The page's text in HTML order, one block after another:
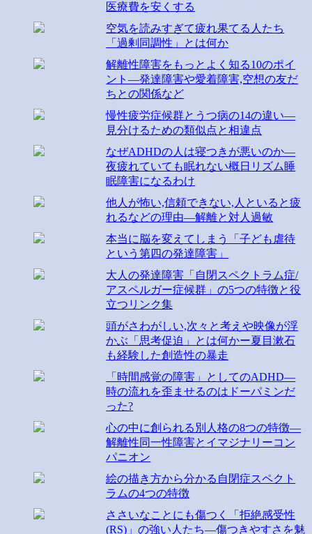
医療費を安くする
空気を読みすぎて疲れ果てる人たち
「過剰同調性」とは何か
解離性障害をもっとよく知る10のポイ
ント―発達障害や愛着障害,空想の友だ
ちとの関係など
慢性疲労症候群とうつ病の14の違い―
見分けるための類似点と相違点
なぜADHDの人は寝つきが悪いのか―
夜疲れていても眠れない概日リズム睡
眠障害になるわけ
他人が怖い,信頼できない,人といると疲
れるなどの理由―解離と対人過敏
本当に脳を変えてしまう「子ども虐待
という第四の発達障害」
大人の発達障害「自閉スペクトラム症/
アスペルガー症候群」の5つの特徴と役
立つリンク集
頭がさわがしい,次々と考えや映像が浮
かぶ「思考促迫」とは何かー夏目漱石
も経験した創造性の暴走
「時間感覚の障害」としてのADHD―
時の流れを歪ませるのはドーパミンだ
った?
心の中に創られる別人格の8つの特徴―
解離性同一性障害とイマジナリーコン
パニオン
絵の描き方から分かる自閉症スペクト
ラムの4つの特徴
ささいなことにも傷つく「拒絶感受性
(RS)」の強い人たち―傷つきやすさを魅